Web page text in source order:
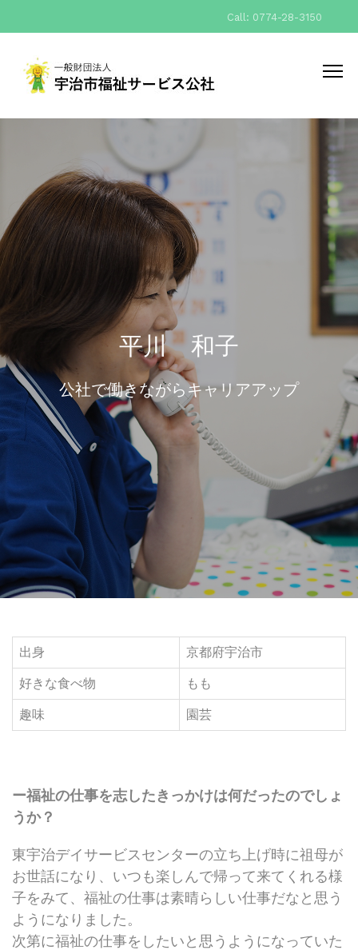
Call: 0774-28-3150
平川 和子
公社で働きながらキャリアアップ
出身 京都府宇治市
好きな食べ物 もも
趣味 園芸
ー福祉の仕事を志したきっかけは何だったのでしょ
うか？
東宇治デイサービスセンターの立ち上げ時に祖母が
お世話になり、いつも楽しんで帰って来てくれる様
子をみて、福祉の仕事は素晴らしい仕事だなと思う
ようになりました。
次第に福祉の仕事をしたいと思うようになっていた